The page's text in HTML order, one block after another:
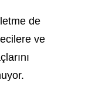
de
ve